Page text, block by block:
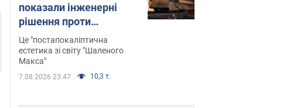
показали інженерні
рішення проти
російських FPV-дронів.
Фото
Це "постапокаліптична
естетика зі світу "Шаленого
Макса"
7.08.2026 23:47 10,3 т.